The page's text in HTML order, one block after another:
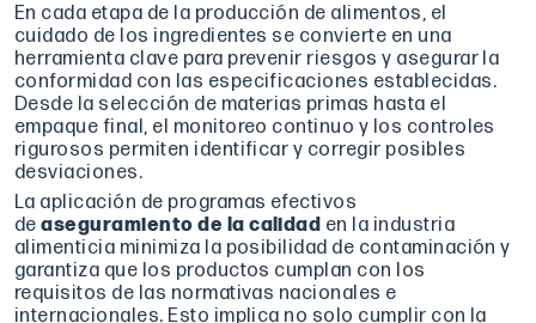
En cada etapa de la producción de alimentos, el
cuidado de los ingredientes se convierte en una
herramienta clave para prevenir riesgos y asegurar la
conformidad con las especificaciones establecidas.
Desde la selección de materias primas hasta el
empaque final, el monitoreo continuo y los controles
rigurosos permiten identificar y corregir posibles
desviaciones.
La aplicación de programas efectivos
deaseguramiento de la calidad en la industria
alimenticia minimiza la posibilidad de contaminación y
garantiza que los productos cumplan con los
requisitos de las normativas nacionales e
internacionales. Esto implica no solo cumplir con la